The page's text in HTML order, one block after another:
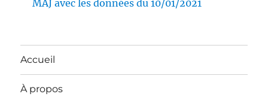
MAJ avec les données du 10/01/2021
Accueil
À propos